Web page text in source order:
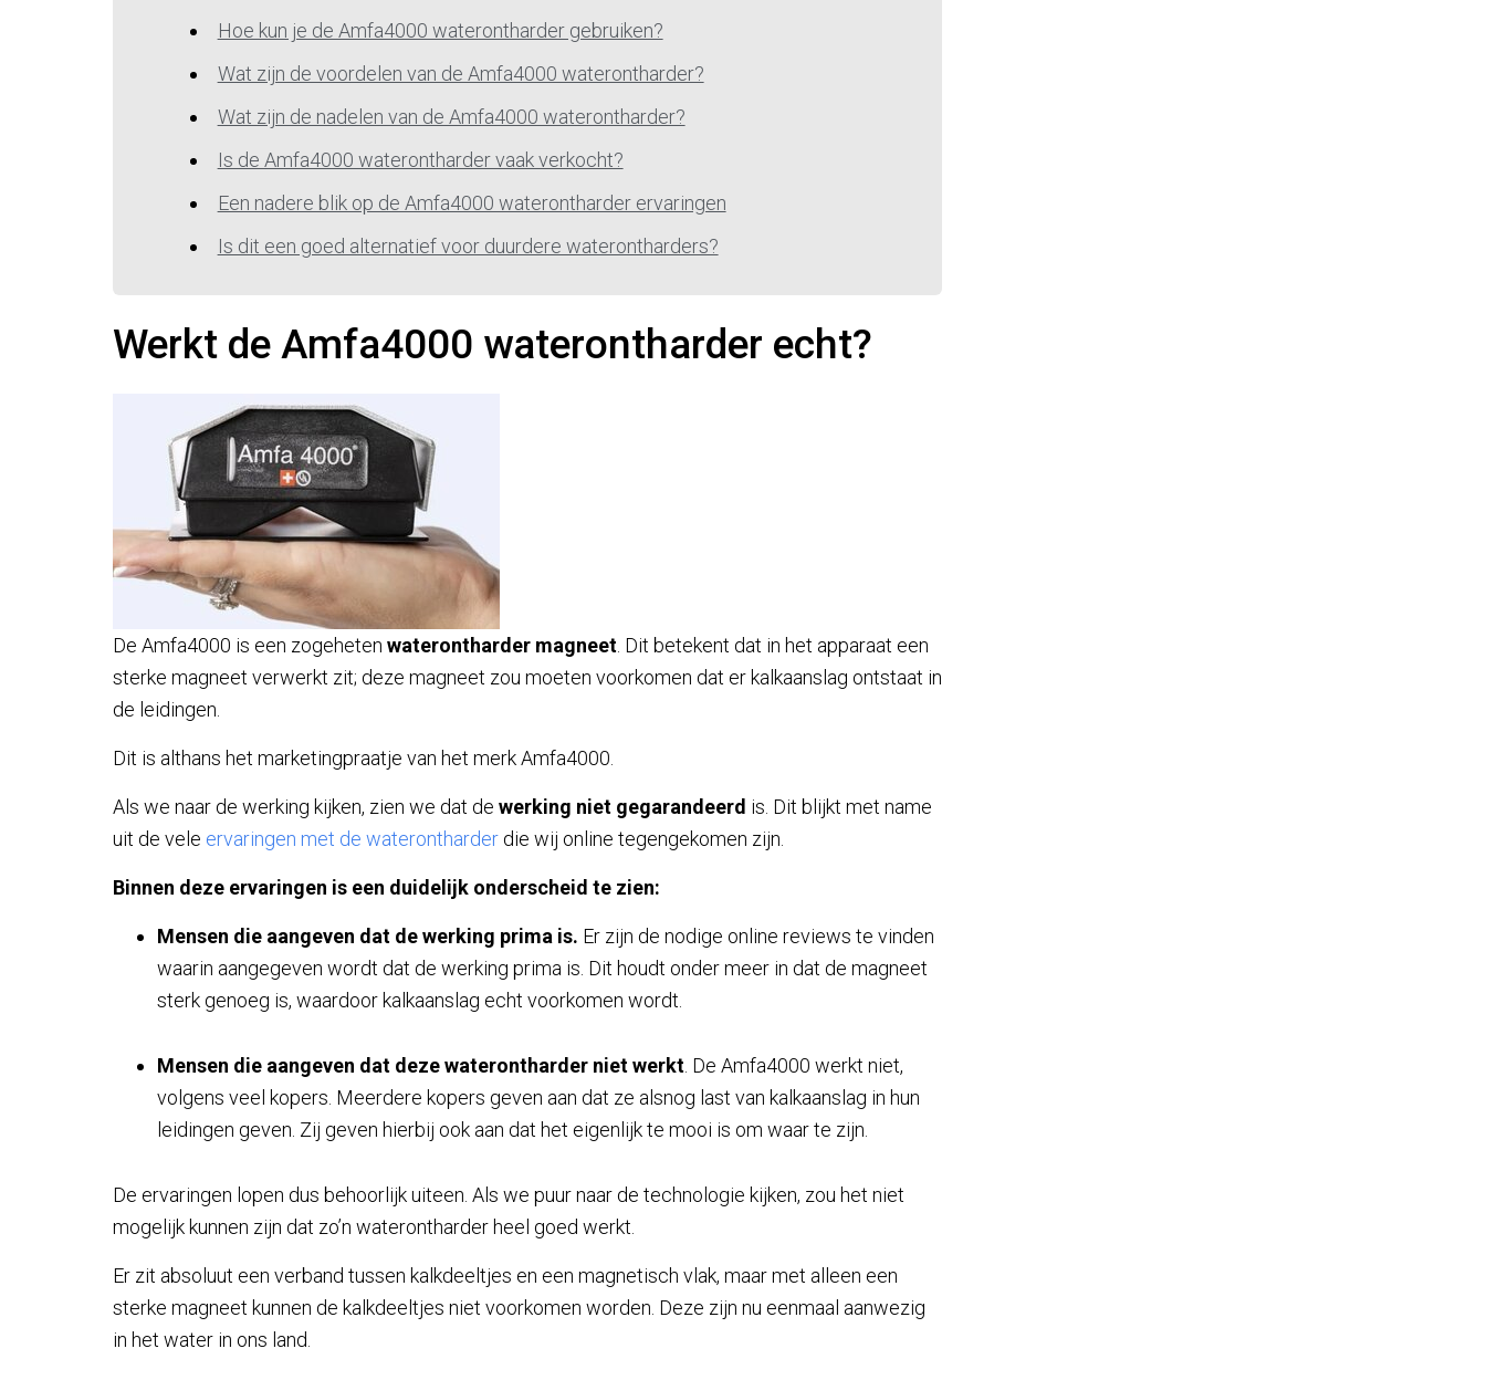
Hoe kun je de Amfa4000 waterontharder gebruiken?
Wat zijn de voordelen van de Amfa4000 waterontharder?
Wat zijn de nadelen van de Amfa4000 waterontharder?
Is de Amfa4000 waterontharder vaak verkocht?
Een nadere blik op de Amfa4000 waterontharder ervaringen
Is dit een goed alternatief voor duurdere waterontharders?
Werkt de Amfa4000 waterontharder echt?
De Amfa4000 is een zogeheten waterontharder magneet . Dit betekent dat in het apparaat een
sterke magneet verwerkt zit; deze magneet zou moeten voorkomen dat er kalkaanslag ontstaat in
de leidingen.
Dit is althans het marketingpraatje van het merk Amfa4000.
Als we naar de werking kijken, zien we dat de werking niet gegarandeerd is. Dit blijkt met name
uit de vele ervaringen met de waterontharder die wij online tegengekomen zijn.
Binnen deze ervaringen is een duidelijk onderscheid te zien:
Mensen die aangeven dat de werking prima is. Er zijn de nodige online reviews te vinden
waarin aangegeven wordt dat de werking prima is. Dit houdt onder meer in dat de magneet
sterk genoeg is, waardoor kalkaanslag echt voorkomen wordt.
Mensen die aangeven dat deze waterontharder niet werkt . De Amfa4000 werkt niet,
volgens veel kopers. Meerdere kopers geven aan dat ze alsnog last van kalkaanslag in hun
leidingen geven. Zij geven hierbij ook aan dat het eigenlijk te mooi is om waar te zijn.
De ervaringen lopen dus behoorlijk uiteen. Als we puur naar de technologie kijken, zou het niet
mogelijk kunnen zijn dat zo’n waterontharder heel goed werkt.
Er zit absoluut een verband tussen kalkdeeltjes en een magnetisch vlak, maar met alleen een
sterke magneet kunnen de kalkdeeltjes niet voorkomen worden. Deze zijn nu eenmaal aanwezig
in het water in ons land.